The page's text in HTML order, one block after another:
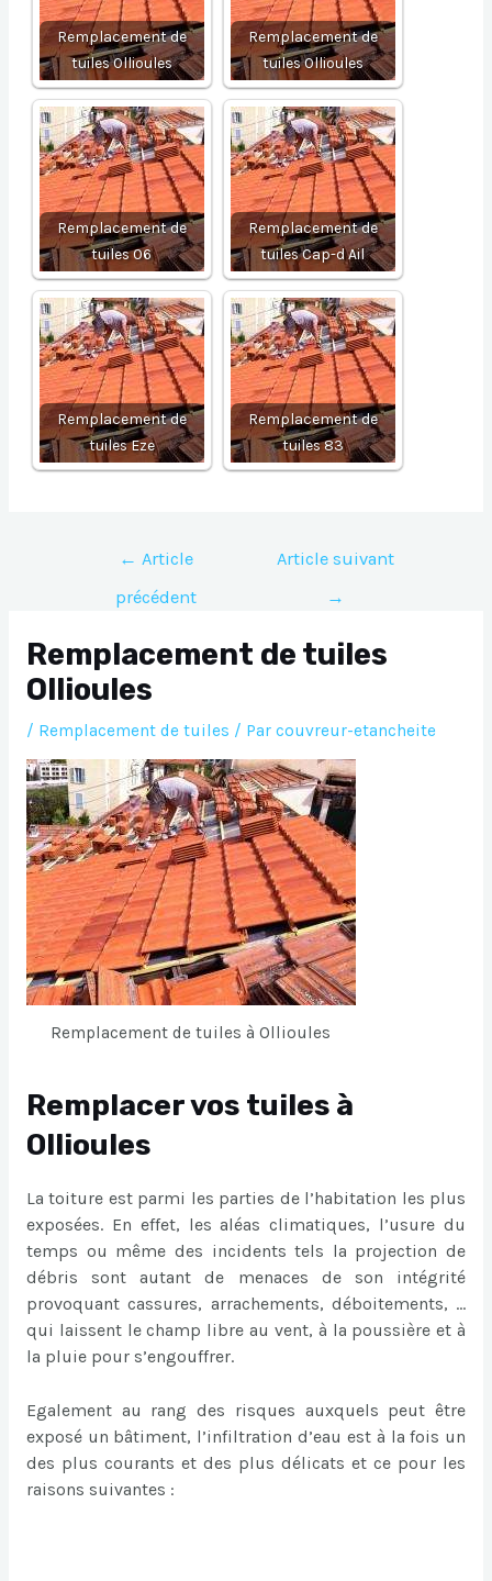
Remplacement de
tuiles Ollioules
Remplacement de
tuiles Ollioules
Remplacement de
tuiles 06
Remplacement de
tuiles Cap-d Ail
Remplacement de
tuiles Eze
Remplacement de
tuiles 83
Navigation
l’article
← Article
précédent
Article suivant
→
Remplacement de tuiles
Ollioules
/ Remplacement de tuiles / Par couvreur-etancheite
Remplacement de tuiles à Ollioules
Remplacer vos tuiles à
Ollioules
La toiture est parmi les parties de l’habitation les plus
exposées. En effet, les aléas climatiques, l’usure du
temps ou même des incidents tels la projection de
débris sont autant de menaces de son intégrité
provoquant cassures, arrachements, déboitements, …
qui laissent le champ libre au vent, à la poussière et à
la pluie pour s’engouffrer.
Egalement au rang des risques auxquels peut être
exposé un bâtiment, l’infiltration d’eau est à la fois un
des plus courants et des plus délicats et ce pour les
raisons suivantes :